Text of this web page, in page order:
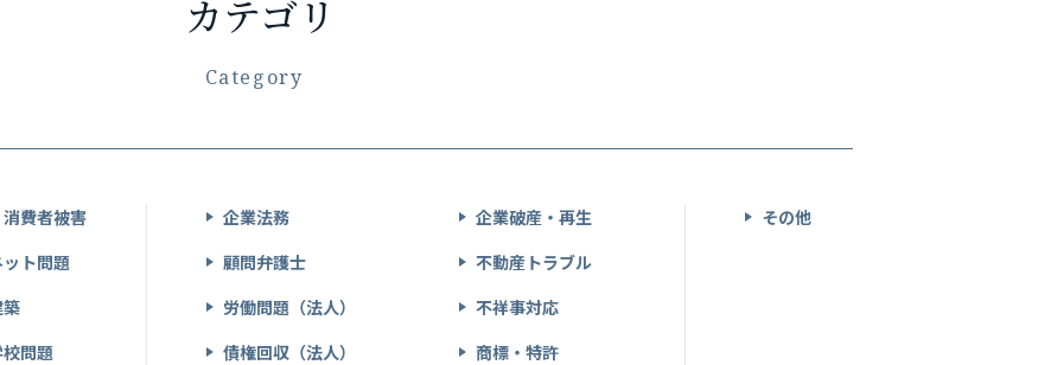
カテゴリ
Category
費者被害
ト問題
問題
企業法務
顧問弁護士
労働問題（法人）
債権回収（法人）
企業破産・再生
不動産トラブル
不祥事対応
商標・特許
その他